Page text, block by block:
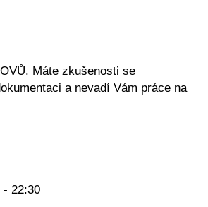
Máte zkušenosti se
a nevadí Vám práce na
- 22:30